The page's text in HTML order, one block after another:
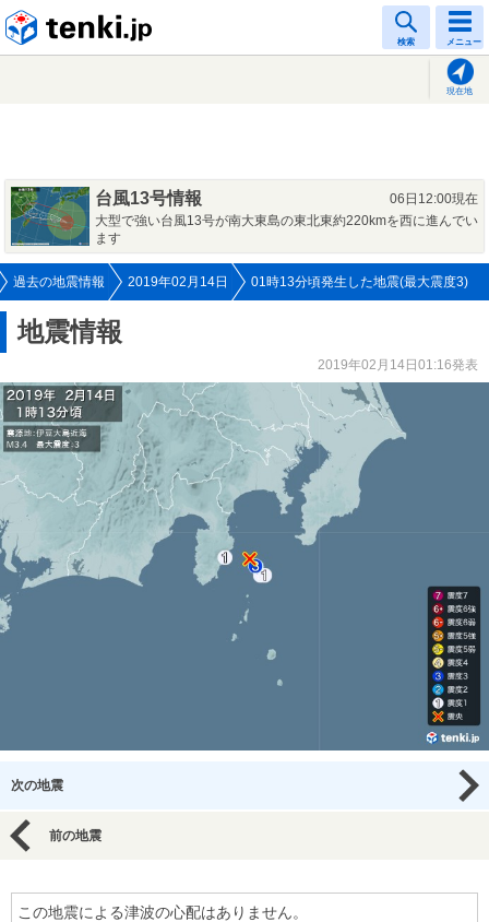
検索 メニュー
現在地
台風13号情報
06日12:00現在
大型で強い台風13号が南大東島の東北東約220kmを西に進んでい
ます
過去の地震情報 2019年02月14日 01時13分頃発生した地震(最大震度3)
地震情報
2019年02月14日01:16発表
次の地震
前の地震
この地震による津波の心配はありません。